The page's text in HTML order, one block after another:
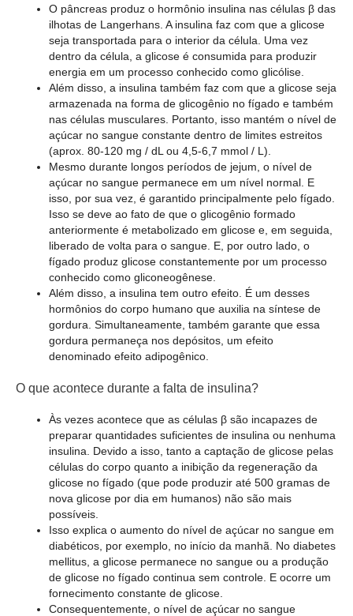
O pâncreas produz o hormônio insulina nas células β das
ilhotas de Langerhans. A insulina faz com que a glicose
seja transportada para o interior da célula. Uma vez
dentro da célula, a glicose é consumida para produzir
energia em um processo conhecido como glicólise.
Além disso, a insulina também faz com que a glicose seja
armazenada na forma de glicogênio no fígado e também
nas células musculares. Portanto, isso mantém o nível de
açúcar no sangue constante dentro de limites estreitos
(aprox. 80-120 mg / dL ou 4,5-6,7 mmol / L).
Mesmo durante longos períodos de jejum, o nível de
açúcar no sangue permanece em um nível normal. E
isso, por sua vez, é garantido principalmente pelo fígado.
Isso se deve ao fato de que o glicogênio formado
anteriormente é metabolizado em glicose e, em seguida,
liberado de volta para o sangue. E, por outro lado, o
fígado produz glicose constantemente por um processo
conhecido como gliconeogênese.
Além disso, a insulina tem outro efeito. É um desses
hormônios do corpo humano que auxilia na síntese de
gordura. Simultaneamente, também garante que essa
gordura permaneça nos depósitos, um efeito
denominado efeito adipogênico.
O que acontece durante a falta de insulina?
Às vezes acontece que as células β são incapazes de
preparar quantidades suficientes de insulina ou nenhuma
insulina. Devido a isso, tanto a captação de glicose pelas
células do corpo quanto a inibição da regeneração da
glicose no fígado (que pode produzir até 500 gramas de
nova glicose por dia em humanos) não são mais
possíveis.
Isso explica o aumento do nível de açúcar no sangue em
diabéticos, por exemplo, no início da manhã. No diabetes
mellitus, a glicose permanece no sangue ou a produção
de glicose no fígado continua sem controle. E ocorre um
fornecimento constante de glicose.
Consequentemente, o nível de açúcar no sangue